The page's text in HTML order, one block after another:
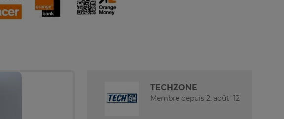
TECHZONE
Membre depuis 2. août '12